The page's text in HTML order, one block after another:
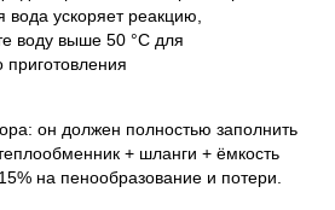
вода ускоряет реакцию,
воду выше 50 °C для
приготовления
он должен полностью заполнить
+ шланги + ёмкость
на пенообразование и потери.